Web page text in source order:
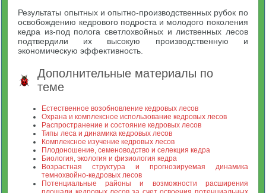
Результаты опытных и опытно-производственных рубок по
освобождению кедрового подроста и молодого поколения
кедра из-под полога светлохвойных и лиственных лесов
подтвердили их высокую производственную и
экономическую эффективность.
Дополнительные материалы по
теме
Естественное возобновление кедровых лесов
Охрана и комплексное использование кедровых лесов
Распространение и состояние кедровых лесов
Типы леса и динамика кедровых лесов
Комплексное изучение кедровых лесов
Плодоношение, семеноводство и селекция кедра
Биология, экология и физиология кедра
Возрастная структура и прогнозируемая динамика
темнохвойно-кедровых лесов
Потенциальные районы и возможности расширения